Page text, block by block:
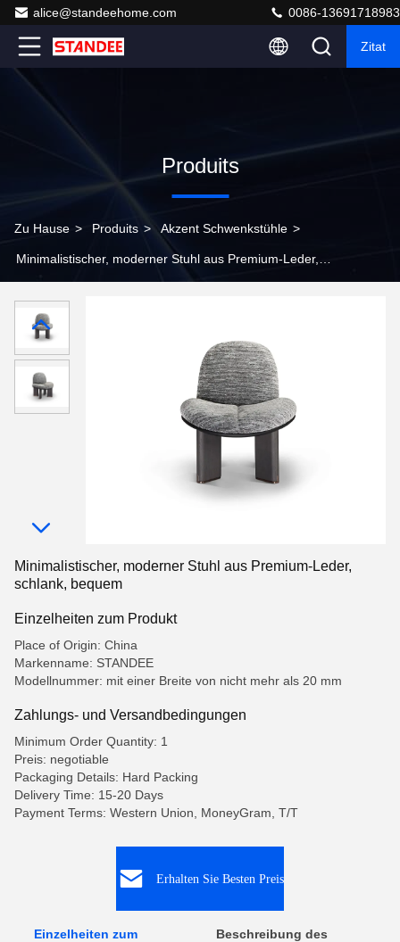
alice@standeehome.com 0086-13691718983
Zitat
Produits
Zu Hause > Produits > Akzent Schwenkstühle >
Minimalistischer, moderner Stuhl aus Premium-Leder,
Minimalistischer, moderner Stuhl aus Premium-Leder,
schlank, bequem
Einzelheiten zum Produkt
Place of Origin: China
Markenname: STANDEE
Modellnummer: mit einer Breite von nicht mehr als 20 mm
Zahlungs- und Versandbedingungen
Minimum Order Quantity: 1
Preis: negotiable
Packaging Details: Hard Packing
Delivery Time: 15-20 Days
Payment Terms: Western Union, MoneyGram, T/T
Erhalten Sie Besten Preis
Einzelheiten zum
Beschreibung des